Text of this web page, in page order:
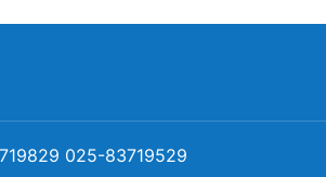
025-83719529